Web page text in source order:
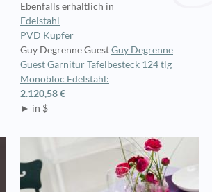
Ebenfalls erhältlich in
Edelstahl
PVD Kupfer
Guy Degrenne GuestGuy Degrenne
Guest Garnitur Tafelbesteck 124 tlg
Monobloc Edelstahl:
2.120,58 €
► in $